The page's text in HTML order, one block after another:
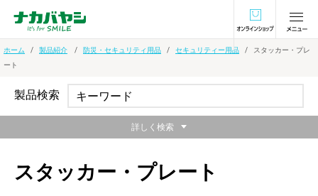
オンラインショ
ホーム 製品紹介 防災・セキュリティ用品 セキュリティー用品
スタッカー・プレ
ート
スタッカー・プレート
製品検索
詳しく検索